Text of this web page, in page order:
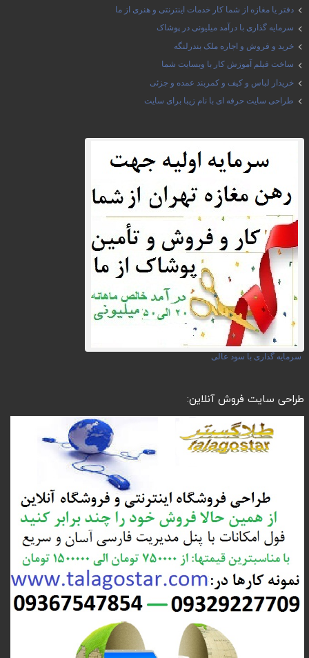
دفتر یا مغازه از شما کار خدمات اینترنتی و هنری از ما
سرمایه گذاری با درآمد میلیونی در پوشاک
خرید و فروش و اجاره ملک بندرلنگه
ساخت فیلم آموزش کار با وبسایت شما
خریدار لباس و کیف و کمربند عمده و جزئی
طراحی سایت حرفه ای با نام زیبا برای سایت
سرمایه گذاری با سود عالی
طراحی سایت فروش آنلاین: